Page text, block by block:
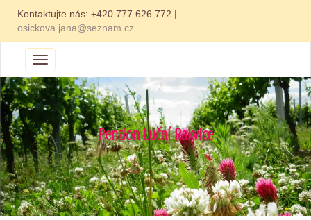
Kontaktujte nás: +420 777 626 772 |
osickova.jana@seznam.cz
Menu
Penzion Luční Rakvice